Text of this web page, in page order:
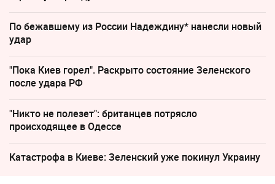
По бежавшему из России Надеждину* нанесли новый
удар
"Пока Киев горел". Раскрыто состояние Зеленского
после удара РФ
"Никто не полезет": британцев потрясло
происходящее в Одессе
Катастрофа в Киеве: Зеленский уже покинул Украину